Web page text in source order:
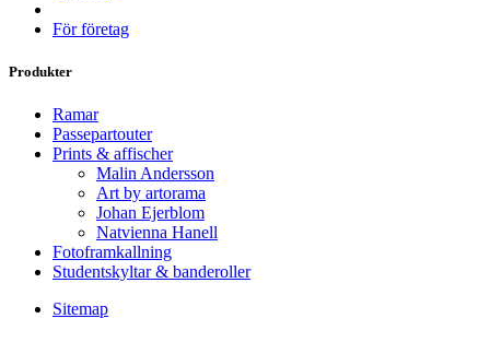
För företag
Produkter
Ramar
Passepartouter
Prints & affischer
Malin Andersson
Art by artorama
Johan Ejerblom
Natvienna Hanell
Fotoframkallning
Studentskyltar & banderoller
Sitemap